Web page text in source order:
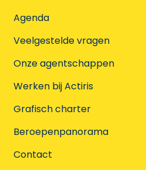
Agenda
Veelgestelde vragen
Onze agentschappen
Werken bij Actiris
Grafisch charter
Beroepenpanorama
Contact